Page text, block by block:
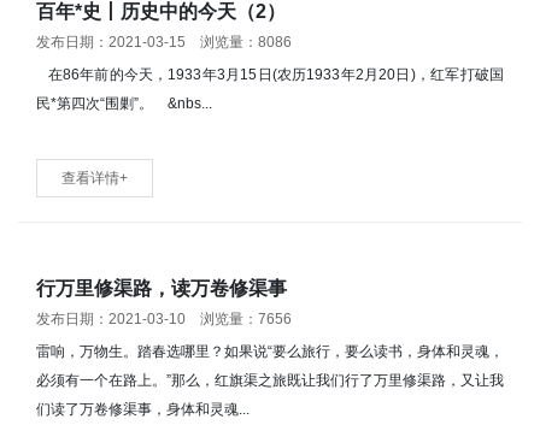
百年*史丨历史中的今天（2）
发布日期：2021-03-15 浏览量：8086
在86年前的今天，1933年3月15日(农历1933年2月20日)，红军打破国
民*第四次“围剿”。 &nbs...
查看详情+
行万里修渠路，读万卷修渠事
发布日期：2021-03-10 浏览量：7656
雷响，万物生。踏春选哪里？如果说“要么旅行，要么读书，身体和灵魂，
必须有一个在路上。”那么，红旗渠之旅既让我们行了万里修渠路，又让我
们读了万卷修渠事，身体和灵魂...